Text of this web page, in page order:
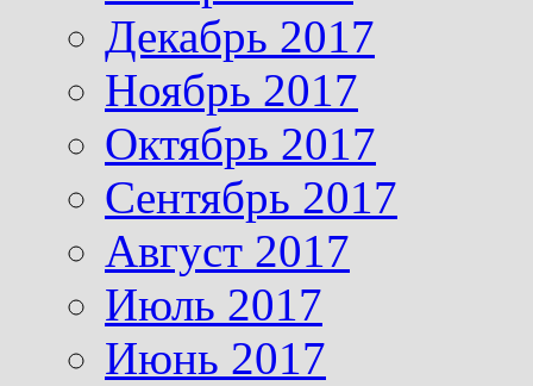
Декабрь 2017
Ноябрь 2017
Октябрь 2017
Сентябрь 2017
Август 2017
Июль 2017
Июнь 2017